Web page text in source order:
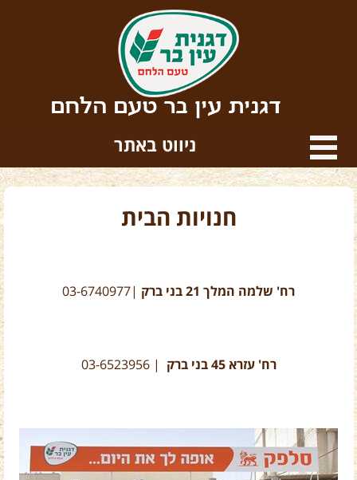
דגנית עין בר טעם הלחם
ניווט באתר
חנויות הבית
רח' שלמה המלך 21 בני ברק
רח' עזרא 45 בני ברק | 03-6523956